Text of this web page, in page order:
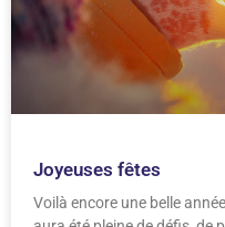
Joyeuses fêtes
Voilà encore une belle